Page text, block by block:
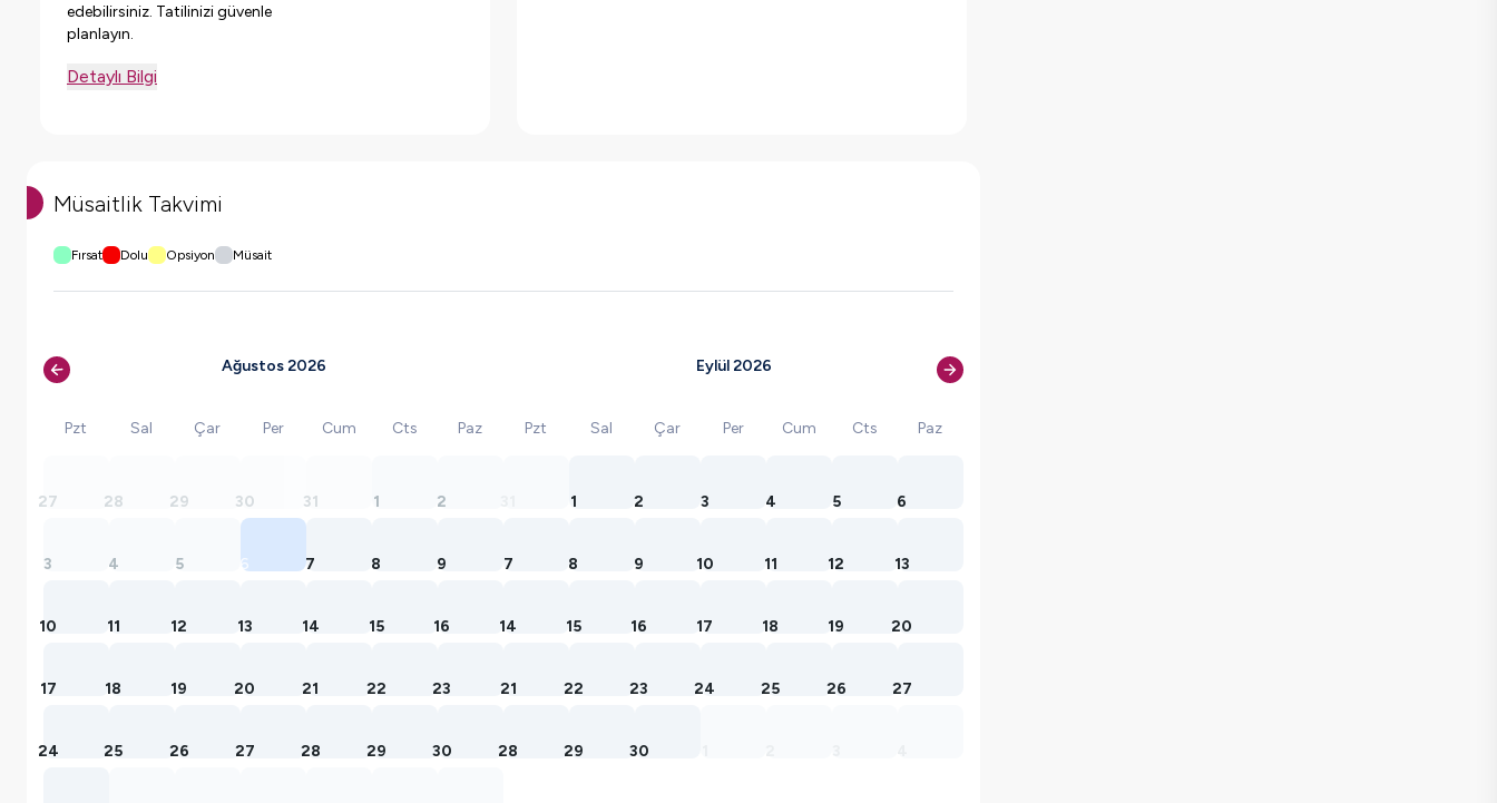
edebilirsiniz. Tatilinizi güvenle
planlayın.
Detaylı Bilgi
Müsaitlik Takvimi
Fırsat Dolu Opsiyon Müsait
Ağustos 2026
Pzt Sal Çar Per Cum Cts Paz
27 28 29 30 31 1 2
3 4 5 6 7 8 9
10 11 12 13 14 15 16
17 18 19 20 21 22 23
24 25 26 27 28 29 30
Eylül 2026
Pzt Sal Çar Per Cum Cts Paz
1 2 3 4 5 6
7 8 9 10 11 12 13
14 15 16 17 18 19 20
21 22 23 24 25 26 27
28 29 30